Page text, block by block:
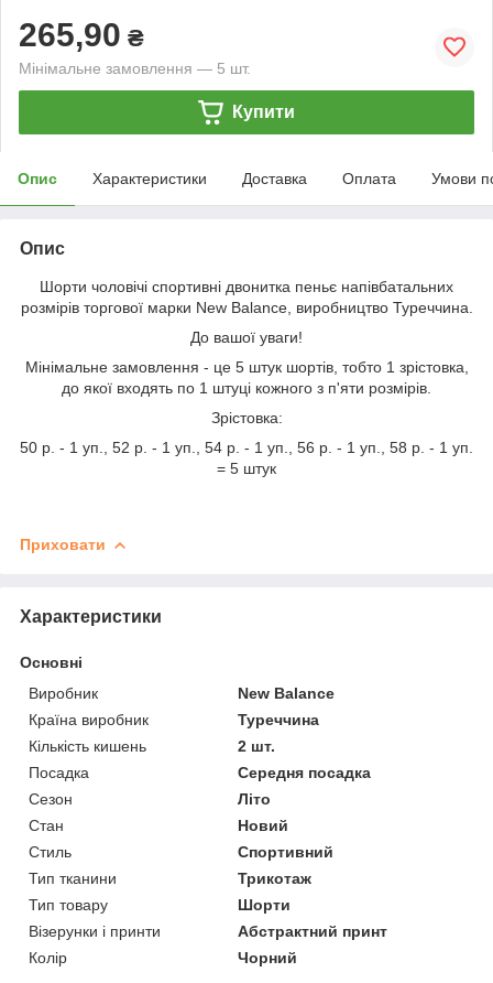
265,90 ₴
Мінімальне замовлення — 5 шт.
Купити
Опис Характеристики Доставка Оплата Умови
Опис
Шорти чоловічі спортивні двонитка пеньє напівбатальних
розмірів торгової марки New Balance, виробництво Туреччина.
До вашої уваги!
Мінімальне замовлення - це 5 штук шортів, тобто 1 зрістовка,
до якої входять по 1 штуці кожного з п'яти розмірів.
Зрістовка:
50 р. - 1 уп., 52 р. - 1 уп., 54 р. - 1 уп., 56 р. - 1 уп., 58 р. - 1 уп.
= 5 штук
Приховати
Характеристики
Основні
Виробник
New Balance
Країна виробник
Туреччина
Кількість кишень
2 шт.
Посадка
Середня посадка
Сезон
Літо
Стан
Новий
Стиль
Спортивний
Тип тканини
Трикотаж
Тип товару
Шорти
Візерунки і принти
Абстрактний принт
Колір
Чорний